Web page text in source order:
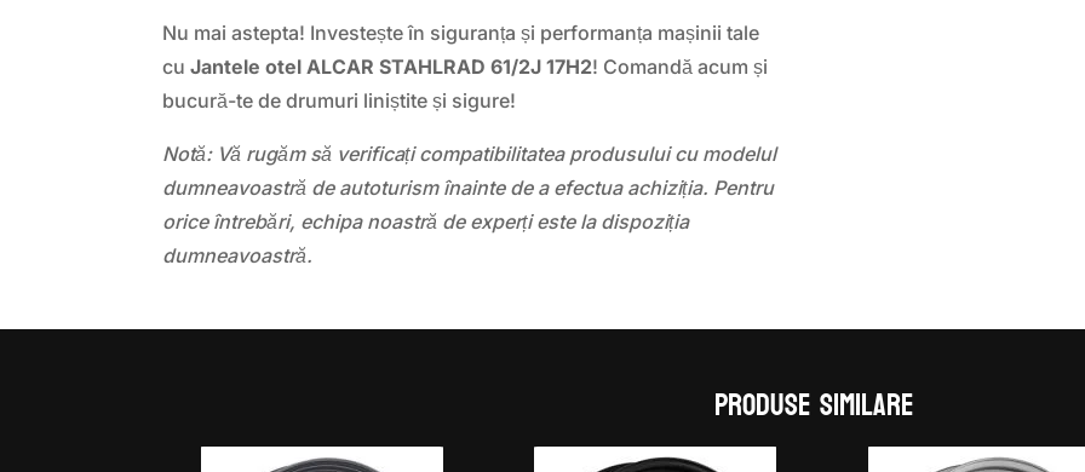
Nu mai astepta! Investește în siguranța și performanța mașinii tale
cuJantele otel ALCAR STAHLRAD 61/2J 17H2! Comandă acum și
bucură-te de drumuri liniștite și sigure!
Notă: Vă rugăm să verificați compatibilitatea produsului cu modelul
dumneavoastră de autoturism înainte de a efectua achiziția. Pentru
orice întrebări, echipa noastră de experți este la dispoziția
dumneavoastră.
Produse similare